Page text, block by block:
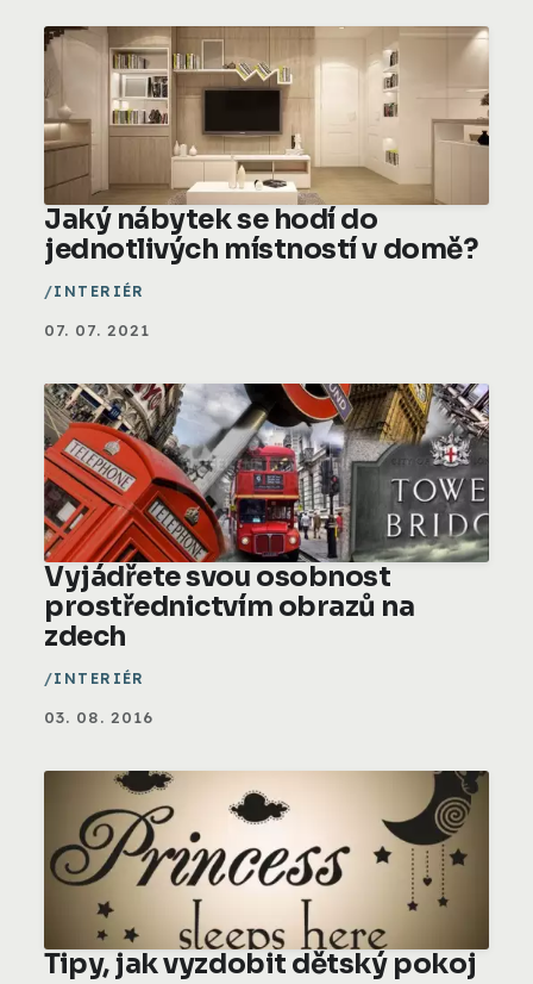
Jaký nábytek se hodí do
jednotlivých místností v domě?
INTERIÉR
07. 07. 2021
Vyjádřete svou osobnost
prostřednictvím obrazů na
zdech
INTERIÉR
03. 08. 2016
Tipy, jak vyzdobit dětský pokoj